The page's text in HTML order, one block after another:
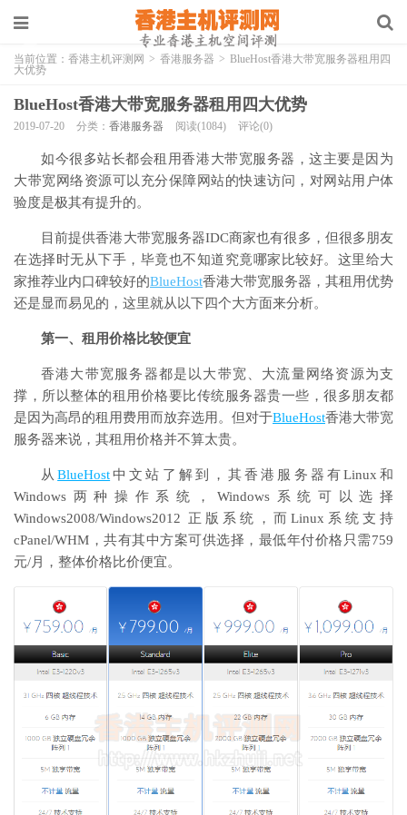
当前位置： 香港主机评测网 > 香港服务器 > BlueHost香港大带宽服务器租用四
大优势
BlueHost香港大带宽服务器租用四大优势
2019-07-20 分类： 香港服务器 阅读(1084) 评论(0)
如今很多站长都会租用香港大带宽服务器，这主要是因为
大带宽网络资源可以充分保障网站的快速访问，对网站用户体
验度是极其有提升的。
目前提供香港大带宽服务器IDC商家也有很多，但很多朋友
在选择时无从下手，毕竟也不知道究竟哪家比较好。这里给大
家推荐业内口碑较好的BlueHost香港大带宽服务器，其租用优势
还是显而易见的，这里就从以下四个大方面来分析。
第一、租用价格比较便宜
香港大带宽服务器都是以大带宽、大流量网络资源为支
撑，所以整体的租用价格要比传统服务器贵一些，很多朋友都
是因为高昂的租用费用而放弃选用。但对于BlueHost香港大带宽
服务器来说，其租用价格并不算太贵。
从BlueHost中文站了解到，其香港服务器有Linux和
Windows两种操作系统，Windows系统可以选择
Windows2008/Windows2012 正版系统，而Linux系统支持
cPanel/WHM，共有其中方案可供选择，最低年付价格只需759
元/月，整体价格比价便宜。